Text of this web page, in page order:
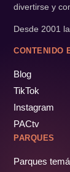
divertirse y
Desde 2001
CONTENIDO
Blog
TikTok
Instagram
PACtv
PARQUES
Parques